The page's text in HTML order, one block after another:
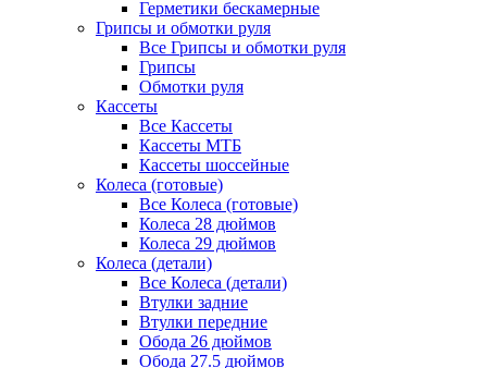
Герметики бескамерные
Грипсы и обмотки руля
Все Грипсы и обмотки руля
Грипсы
Обмотки руля
Кассеты
Все Кассеты
Кассеты МТБ
Кассеты шоссейные
Колеса (готовые)
Все Колеса (готовые)
Колеса 28 дюймов
Колеса 29 дюймов
Колеса (детали)
Все Колеса (детали)
Втулки задние
Втулки передние
Обода 26 дюймов
Обода 27.5 дюймов